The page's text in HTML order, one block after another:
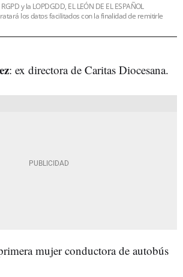
y la LOPDGDD, EL LEÓN DE EL ESPAÑOL
tratará los datos facilitados con la finalidad de remitirle
: ex directora de Caritas Diocesana.
mujer conductora de autobús